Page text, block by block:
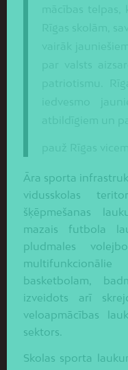
Āra sporta
vidusskolas
šķēpmešanas
mazais futbola
pludmales
basketbolam,
izveidots arī
veloapmācības
sektors.
Skolas sporta